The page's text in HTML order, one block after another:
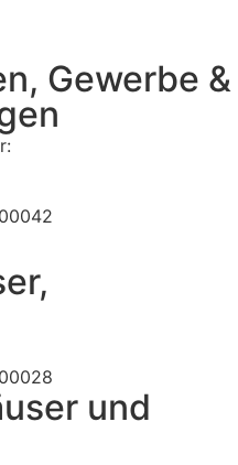
Gewerbe &
und